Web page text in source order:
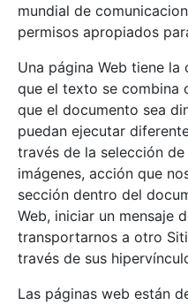
mundial de
permisos apropiados
Una página Web tiene
que el texto se combina
que el documento sea
puedan ejecutar
través de la selección
imágenes, acción que
sección dentro del
Web, iniciar un mensaje
transportarnos a otro
través de sus
Las páginas web están